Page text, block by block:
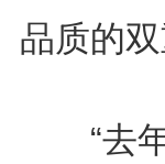
品质的双
“去年